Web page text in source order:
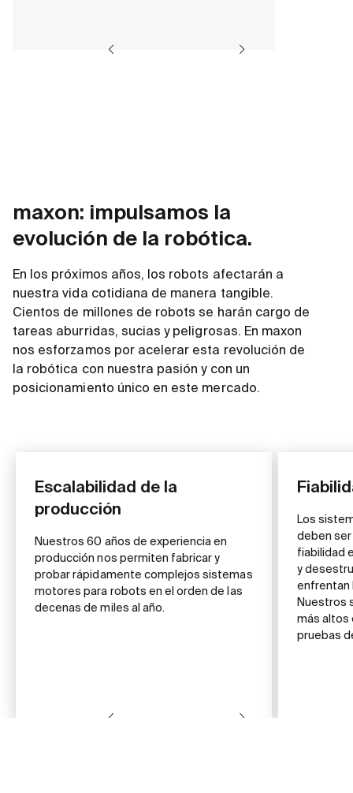
maxon: impulsamos la
evolución de la robótica.
En los próximos años, los robots afectarán a
nuestra vida cotidiana de manera tangible.
Cientos de millones de robots se harán cargo de
tareas aburridas, sucias y peligrosas. En maxon
nos esforzamos por acelerar esta revolución de
la robótica con nuestra pasión y con un
posicionamiento único en este mercado.
Escalabilidad de la
producción
Nuestros 60 años de experiencia en
producción nos permiten fabricar y
probar rápidamente complejos sistemas
motores para robots en el orden de las
decenas de miles al año.
Los
deben
fiabilidad
y
enfrentan
Nuestros
más altos
pruebas